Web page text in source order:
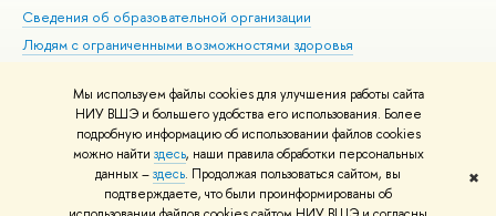
Мы используем файлы cookies для улучшения работы сайта
НИУ ВШЭ и большего удобства его использования. Более
подробную информацию об использовании файлов cookies
можно найти здесь, наши правила обработки персональных
данных –здесь. Продолжая пользоваться сайтом, вы
подтверждаете, что были проинформированы об
✖
Сведения об образовательной организации
Людям с ограниченными возможностями здоровья
Работа в Вышке